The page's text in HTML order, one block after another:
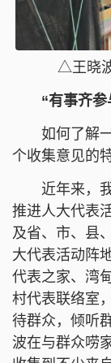
△王晓
“有事齐参
如何了解一
个收集意见的
近年来，我
推进人大代表
及省、市、县
大代表活动阵
代表之家、湾
村代表联络室
待群众，倾听
波在与群众唠